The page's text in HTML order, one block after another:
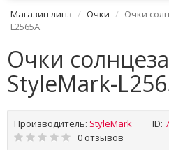
Магазин линз Очки
Очки
L2565A
Очки
StyleMark-
Производитель: StyleMark ID:
0 отзывов